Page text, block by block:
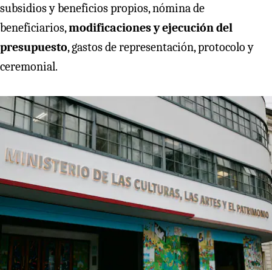
subsidios y beneficios propios, nómina de
beneficiarios,modificaciones y ejecución del
presupuesto, gastos de representación, protocolo y
ceremonial.